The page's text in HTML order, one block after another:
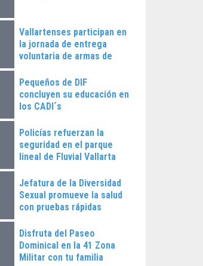
Vallartenses participan en
la jornada de entrega
voluntaria de armas de
Pequeños de DIF
concluyen su educación en
los CADI´s
Policías refuerzan la
seguridad en el parque
lineal de Fluvial Vallarta
Jefatura de la Diversidad
Sexual promueve la salud
con pruebas rápidas
Disfruta del Paseo
Dominical en la 41 Zona
Militar con tu familia